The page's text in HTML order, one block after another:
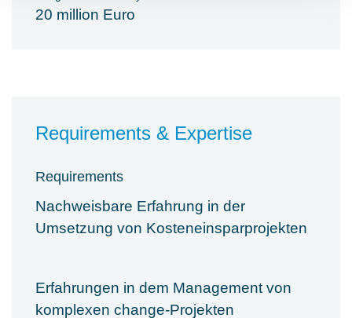
20 million Euro
Requirements & Expertise
Requirements
Nachweisbare Erfahrung in der
Umsetzung von Kosteneinsparprojekten
Erfahrungen in dem Management von
komplexen change-Projekten